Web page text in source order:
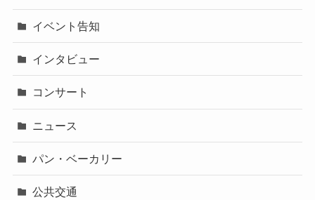
イベント告知
インタビュー
コンサート
ニュース
パン・ベーカリー
公共交通